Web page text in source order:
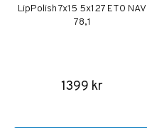
LipPolish 7x15 5x127 ET0 NAV
78,1
1399 kr